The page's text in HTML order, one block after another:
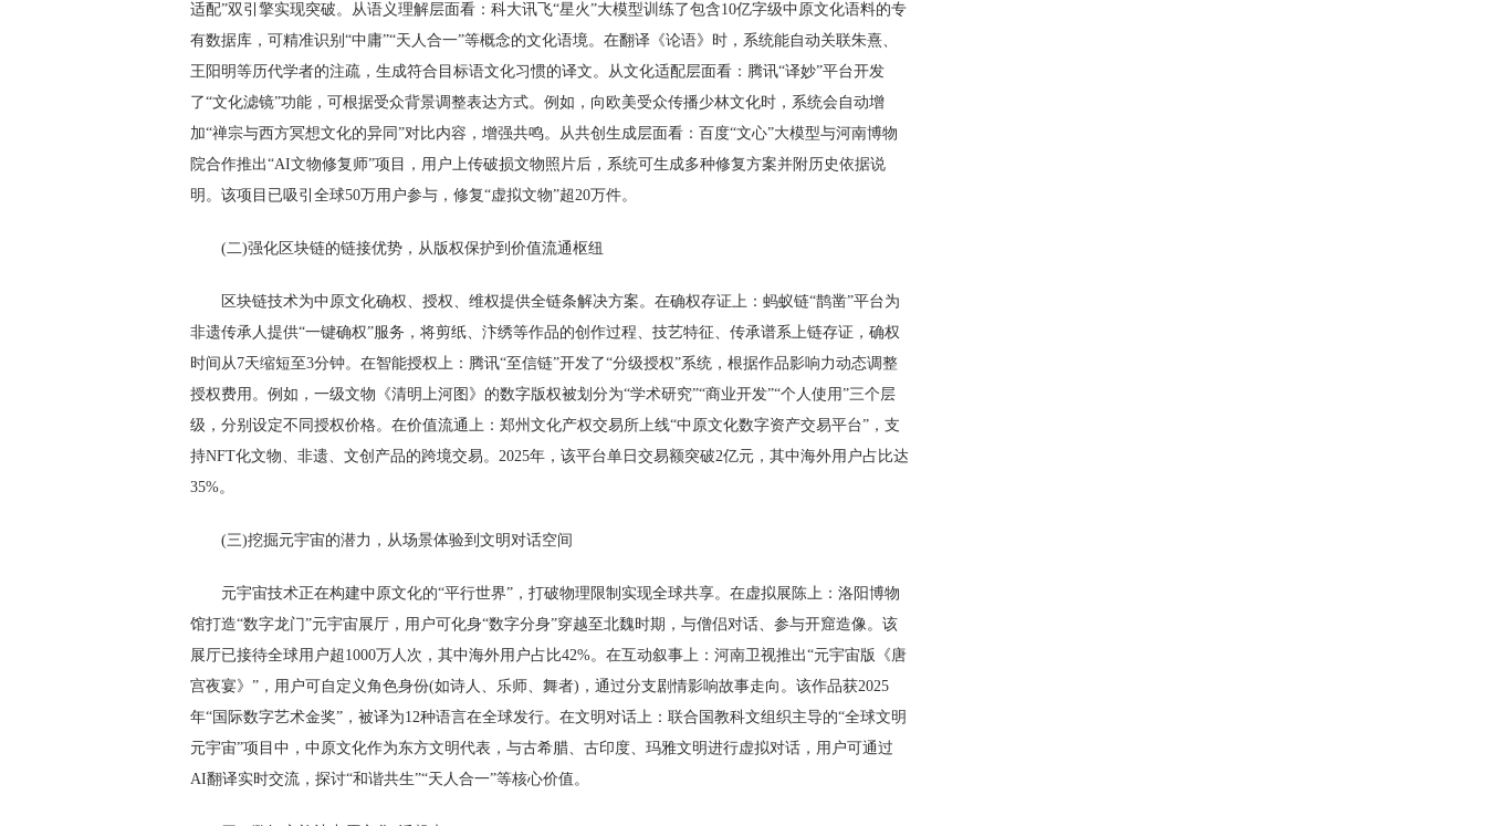
适配”双引擎实现突破。从语义理解层面看：科大讯飞“星火”大模型训练了包含10亿字级中原文化语料的专
有数据库，可精准识别“中庸”“天人合一”等概念的文化语境。在翻译《论语》时，系统能自动关联朱熹、
王阳明等历代学者的注疏，生成符合目标语文化习惯的译文。从文化适配层面看：腾讯“译妙”平台开发
了“文化滤镜”功能，可根据受众背景调整表达方式。例如，向欧美受众传播少林文化时，系统会自动增
加“禅宗与西方冥想文化的异同”对比内容，增强共鸣。从共创生成层面看：百度“文心”大模型与河南博物
院合作推出“AI文物修复师”项目，用户上传破损文物照片后，系统可生成多种修复方案并附历史依据说
明。该项目已吸引全球50万用户参与，修复“虚拟文物”超20万件。
(二)强化区块链的链接优势，从版权保护到价值流通枢纽
区块链技术为中原文化确权、授权、维权提供全链条解决方案。在确权存证上：蚂蚁链“鹊凿”平台为
非遗传承人提供“一键确权”服务，将剪纸、汴绣等作品的创作过程、技艺特征、传承谱系上链存证，确权
时间从7天缩短至3分钟。在智能授权上：腾讯“至信链”开发了“分级授权”系统，根据作品影响力动态调整
授权费用。例如，一级文物《清明上河图》的数字版权被划分为“学术研究”“商业开发”“个人使用”三个层
级，分别设定不同授权价格。在价值流通上：郑州文化产权交易所上线“中原文化数字资产交易平台”，支
持NFT化文物、非遗、文创产品的跨境交易。2025年，该平台单日交易额突破2亿元，其中海外用户占比达
35%。
(三)挖掘元宇宙的潜力，从场景体验到文明对话空间
元宇宙技术正在构建中原文化的“平行世界”，打破物理限制实现全球共享。在虚拟展陈上：洛阳博物
馆打造“数字龙门”元宇宙展厅，用户可化身“数字分身”穿越至北魏时期，与僧侣对话、参与开窟造像。该
展厅已接待全球用户超1000万人次，其中海外用户占比42%。在互动叙事上：河南卫视推出“元宇宙版《唐
宫夜宴》”，用户可自定义角色身份(如诗人、乐师、舞者)，通过分支剧情影响故事走向。该作品获2025
年“国际数字艺术金奖”，被译为12种语言在全球发行。在文明对话上：联合国教科文组织主导的“全球文明
元宇宙”项目中，中原文化作为东方文明代表，与古希腊、古印度、玛雅文明进行虚拟对话，用户可通过
AI翻译实时交流，探讨“和谐共生”“天人合一”等核心价值。